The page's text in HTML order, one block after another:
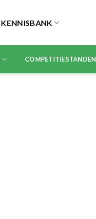
KENNISBANK
COMPETITIESTANDEN